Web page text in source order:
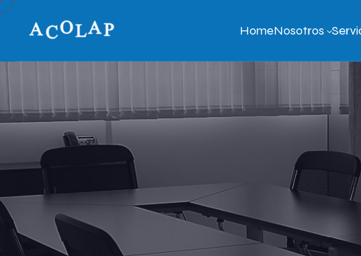
HomeNosotros